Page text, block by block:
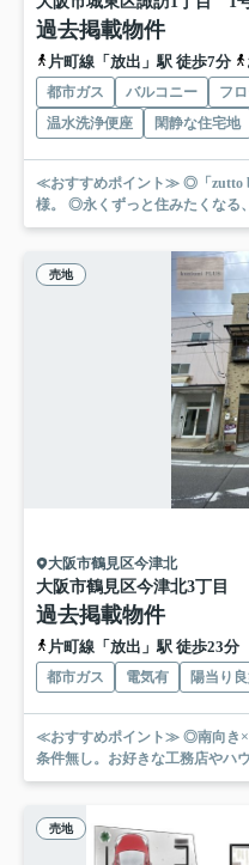
過去掲載物件
片町線「放出」駅 徒歩7分
都市ガス バルコニー フ
温水洗浄便座
閑静な住宅地
≪おすすめポイント≫ ◎「zutto
様。 ◎永くずっと住みたくなる
売地
大阪市鶴見区今津北
大阪市鶴見区今津北3丁目
過去掲載物件
片町線「放出」駅 徒歩23分
都市ガス 電気有 陽当り
≪おすすめポイント≫ ◎南向き×
条件無し。お好きな工務店やハ
売地